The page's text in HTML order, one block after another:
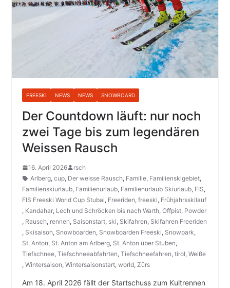
FREESKI NEWS NEWS SNOWBOARD
Der Countdown läuft: nur noch
zwei Tage bis zum legendären
Weissen Rausch
16. April 2026
rsch
Arlberg, cup, Der weisse Rausch, Familie, Familienskigebiet,
Familienskiurlaub, Familienurlaub, Familienurlaub Skiurlaub, FIS,
FIS Freeski World Cup Stubai, Freeriden, freeski, Frühjahrsskilauf
, Kandahar, Lech und Schröcken bis nach Warth, Offpist, Powder
, Rausch, rennen, Saisonstart, ski, Skifahren, Skifahren Freeriden
, Skisaison, Snowboarden, Snowboarden Freeski, Snowpark,
St. Anton, St. Anton am Arlberg, St. Anton über Stuben,
Tiefschnee, Tiefschneeabfahrten, Tiefschneefahren, tirol, Weiße
, Wintersaison, Wintersaisonstart, world, Zürs
Am 18. April 2026 fällt der Startschuss zum Kultrennen